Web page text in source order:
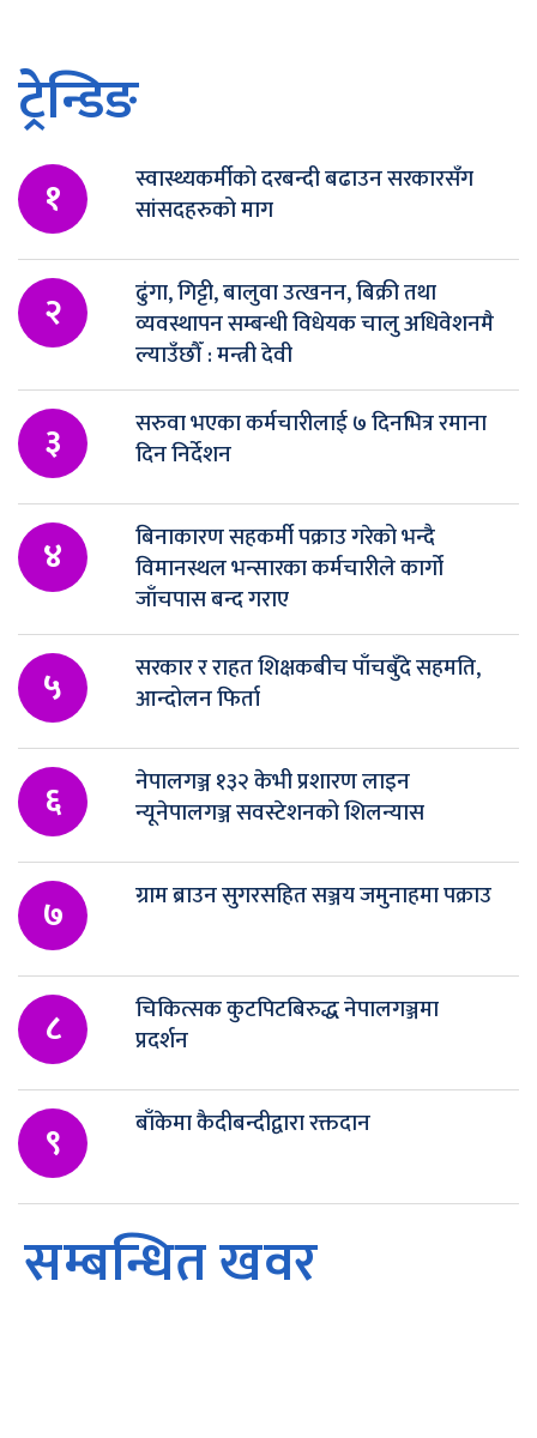
ट्रेन्डिङ
१
स्वास्थ्यकर्मीको दरबन्दी बढाउन सरकारसँग
सांसदहरुको माग
२
ढुंगा, गिट्टी, बालुवा उत्खनन, बिक्री तथा
व्यवस्थापन सम्बन्धी विधेयक चालु अधिवेशनमै
ल्याउँछौँ : मन्त्री देवी
३
सरुवा भएका कर्मचारीलाई ७ दिनभित्र रमाना
दिन निर्देशन
४
बिनाकारण सहकर्मी पक्राउ गरेको भन्दै
विमानस्थल भन्सारका कर्मचारीले कार्गो
जाँचपास बन्द गराए
५
सरकार र राहत शिक्षकबीच पाँचबुँदे सहमति,
आन्दोलन फिर्ता
६
नेपालगञ्ज १३२ केभी प्रशारण लाइन
न्यूनेपालगञ्ज सवस्टेशनको शिलन्यास
७ ग्राम ब्राउन सुगरसहित सञ्जय जमुनाहमा पक्राउ
८
चिकित्सक कुटपिटबिरुद्ध नेपालगञ्जमा
प्रदर्शन
९ बाँकेमा कैदीबन्दीद्वारा रक्तदान
सम्बन्धित खवर